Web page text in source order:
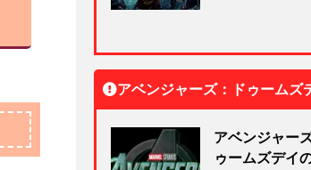
アベンジャーズ：ドゥームズ
アベンジャー
ゥームズデイ